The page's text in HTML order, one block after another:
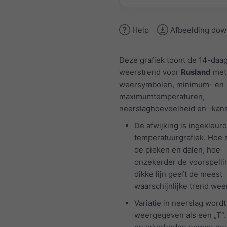
Help Afbeelding
Deze grafiek toont de 14-
weerstrend voor Rusland
weersymbolen, minimum- en
maximumtemperaturen,
neerslaghoeveelheid en -
De afwijking is
temperatuurgrafiek. Hoe
de pieken en dalen, hoe
onzekerder de
dikke lijn geeft de meest
waarschijnlijke trend
Variatie in neerslag wordt
weergegeven als een